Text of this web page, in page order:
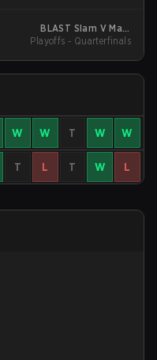
BLAST Slam V Main
Event
Playoffs - Quarterfinals
W W T W W
T L T W L